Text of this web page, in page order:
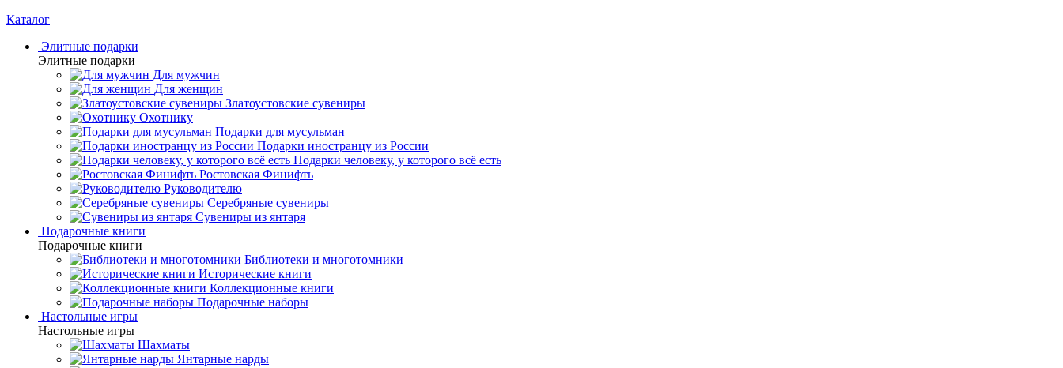
Каталог
Элитные подарки
Элитные подарки
Для мужчин
Для женщин
Златоустовские сувениры
Охотнику
Подарки для мусульман
Подарки иностранцу из России
Подарки человеку, у которого всё есть
Ростовская Финифть
Руководителю
Серебряные сувениры
Сувениры из янтаря
Подарочные книги
Подарочные книги
Библиотеки и многотомники
Исторические книги
Коллекционные книги
Подарочные наборы
Настольные игры
Настольные игры
Шахматы
Янтарные нарды